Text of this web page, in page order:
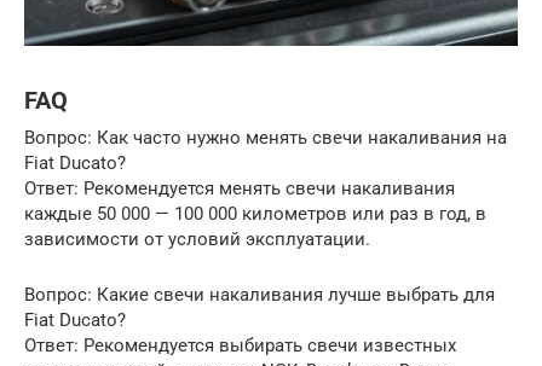
FAQ
Вопрос: Как часто нужно менять свечи накаливания на
Fiat Ducato?
Ответ: Рекомендуется менять свечи накаливания
каждые 50 000 — 100 000 километров или раз в год, в
зависимости от условий эксплуатации.
Вопрос: Какие свечи накаливания лучше выбрать для
Fiat Ducato?
Ответ: Рекомендуется выбирать свечи известных